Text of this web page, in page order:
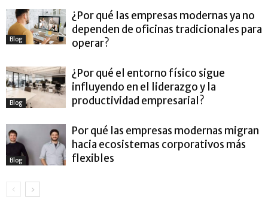
Blog
¿Por qué las empresas modernas ya no
dependen de oficinas tradicionales para
operar?
Blog
¿Por qué el entorno físico sigue
influyendo en el liderazgo y la
productividad empresarial?
Blog
Por qué las empresas modernas migran
hacia ecosistemas corporativos más
flexibles